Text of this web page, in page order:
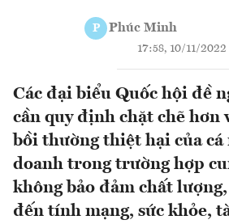
P Phúc Minh
17:58, 10/11/2022
Các đại biểu Quốc hội đề
cần quy định chặt chẽ hơn
bồi thường thiệt hại của
doanh trong trường hợp
không bảo đảm chất
đến tính mạng, sức khỏe,